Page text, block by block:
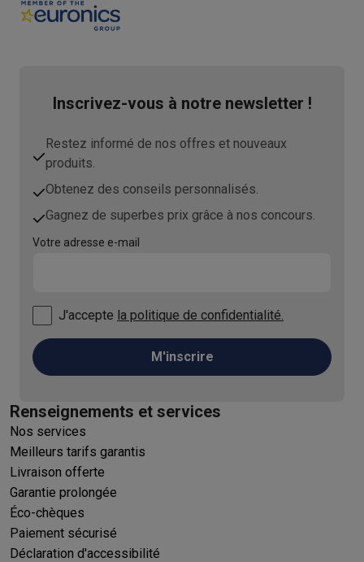
Inscrivez-vous à notre newsletter !
Restez informé de nos offres et nouveaux
produits.
Obtenez des conseils personnalisés.
Gagnez de superbes prix grâce à nos concours.
Votre adresse e-mail
J'accepte la politique de confidentialité.
M'inscrire
Renseignements et services
Nos services
Meilleurs tarifs garantis
Livraison offerte
Garantie prolongée
Éco-chèques
Paiement sécurisé
Déclaration d'accessibilité